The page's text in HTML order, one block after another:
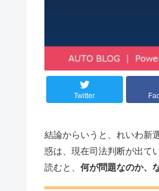
Twitter
結論からいうと、れいわ新
惑は、現在司法判断が出て
読むと、 何が問題なのか、